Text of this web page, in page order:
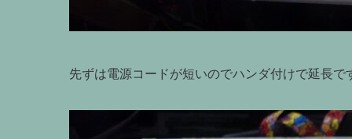
先ずは電源コードが短いのでハンダ付けで延長で